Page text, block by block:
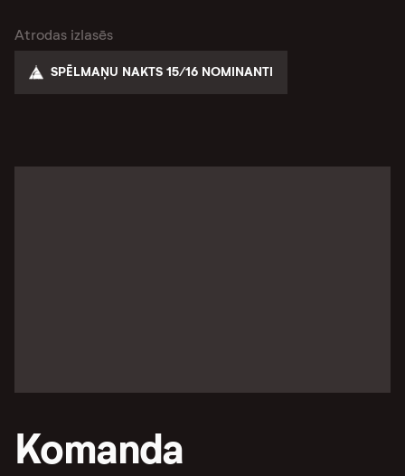
Atrodas izlasēs
SPĒLMAŅU NAKTS 15/16 NOMINANTI
Komanda